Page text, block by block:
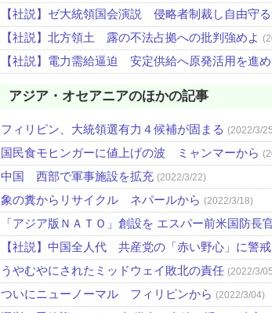
【社説】ゼ大統領国会演説 侵略者制裁し自由守
【社説】北方領土 露の不法占拠への批判強めよ
【社説】電力需給逼迫 安定供給へ原発活用を進め
アジア・オセアニアのほかの記事
フィリピン、大統領選有力４候補が固まる (2022/3/
国民食モヒンガーに値上げの波 ミャンマーから
中国 西部で軍事施設を拡充 (2022/3/22)
象の糞からリサイクル ネパールから (2022/3/18)
「アジア版ＮＡＴＯ」創設を エスパー前米国防長
【社説】中国全人代 共産党の「赤い野心」に警
うやむやにされたミッドウェイ敗北の責任 (2022/3/
ついにニューノーマル フィリピンから (2022/3/04)